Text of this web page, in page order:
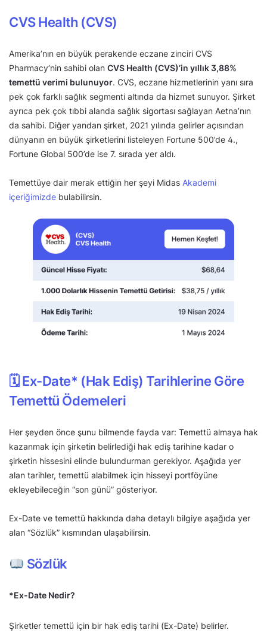
CVS Health (CVS)
Amerika’nın en büyük perakende eczane zinciri CVS
Pharmacy‘nin sahibi olan CVS Health (CVS)’in yıllık 3,88%
temettü verimi bulunuyor. CVS, eczane hizmetlerinin yanı sıra
pek çok farklı sağlık segmenti altında da hizmet sunuyor. Şirket
ayrıca pek çok tıbbi alanda sağlık sigortası sağlayan Aetna’nın
da sahibi. Diğer yandan şirket, 2021 yılında gelirler açısından
dünyanın en büyük şirketlerini listeleyen Fortune 500’de 4.,
Fortune Global 500’de ise 7. sırada yer aldı.
Temettüye dair merak ettiğin her şeyi Midas Akademi
içeriğimizde bulabilirsin.
🗓 Ex-Date* (Hak Ediş) Tarihlerine Göre
Temettü Ödemeleri
Her şeyden önce şunu bilmende fayda var: Temettü almaya hak
kazanmak için şirketin belirlediği hak ediş tarihine kadar o
şirketin hissesini elinde bulundurman gerekiyor. Aşağıda yer
alan tarihler, temettü alabilmek için hisseyi portföyüne
ekleyebileceğin “son günü” gösteriyor.
Ex-Date ve temettü hakkında daha detaylı bilgiye aşağıda yer
alan “Sözlük” kısmından ulaşabilirsin.
Sözlük
*Ex-Date Nedir?
Şirketler temettü için bir hak ediş tarihi (Ex-Date) belirler.